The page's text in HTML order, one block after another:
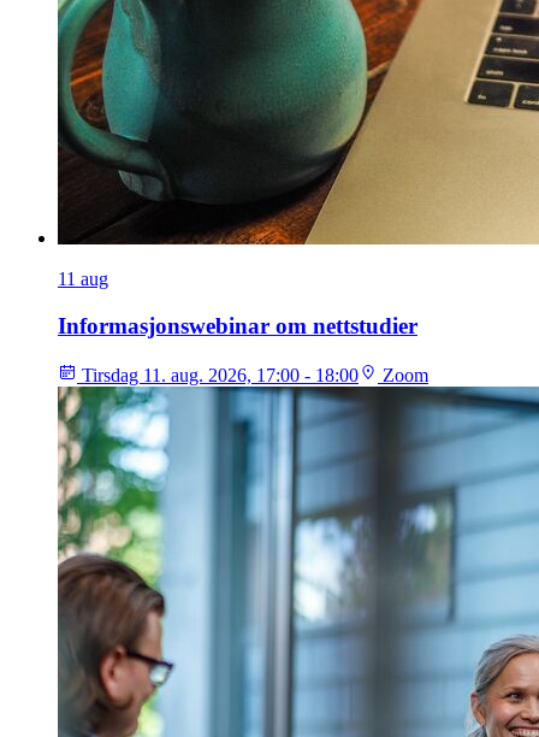
11 aug
Informasjonswebinar om nettstudier
Tirsdag 11. aug. 2026, 17:00 - 18:00 Zoom